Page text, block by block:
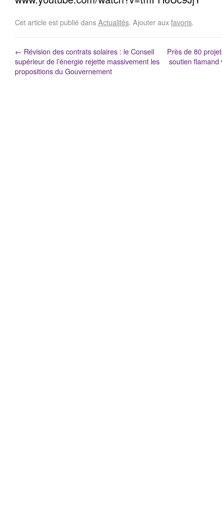
Cet article est publié dansActualités. Ajouter auxfavoris.
← Révision des contrats solaires : le Conseil
supérieur de l’énergie rejette massivement les
propositions du Gouvernement
Près de 80
soutien flamand